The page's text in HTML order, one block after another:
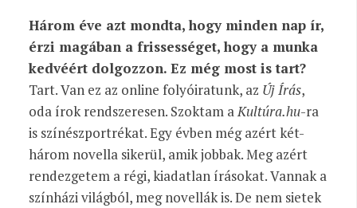
Három éve azt mondta, hogy minden nap ír,
érzi magában a frissességet, hogy a munka
kedvéért dolgozzon. Ez még most is tart?
Tart. Van ez az online folyóiratunk, az Új Írás,
oda írok rendszeresen. Szoktam aKultúra.hu-ra
is színészportrékat. Egy évben még azért két-
három novella sikerül, amik jobbak. Meg azért
rendezgetem a régi, kiadatlan írásokat. Vannak a
színházi világból, meg novellák is. De nem sietek